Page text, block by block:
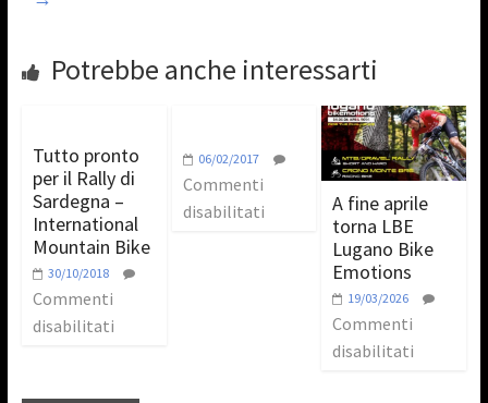
Potrebbe anche interessarti
Tutto pronto
per il Rally di
Sardegna –
International
Mountain Bike
30/10/2018
Commenti
disabilitati
06/02/2017
Commenti
disabilitati
A fine aprile
torna LBE
Lugano Bike
Emotions
19/03/2026
Commenti
disabilitati